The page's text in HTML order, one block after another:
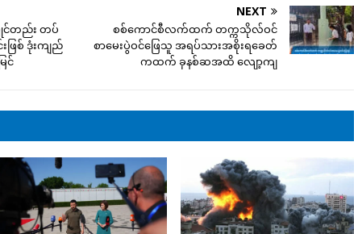
ြိုင်တည်း တပ်
ြစ် ဒုံးကျည်
င်
NEXT
စစ်ကောင်စီလက်ထက် တက္ကသိုလ်ဝင်
စာမေးပွဲဝင်ဖြေသူ အရပ်သားအစိုးရခေတ်
ကထက် ခုနစ်ဆအထိ လျော့ကျ